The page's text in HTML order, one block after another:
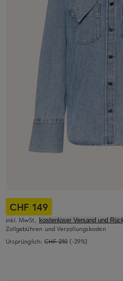
CHF 149
inkl. MwSt., kostenloser Versand und
Zollgebühren und Verzollungskosten
Ursprünglich: CHF 210 (-29%)